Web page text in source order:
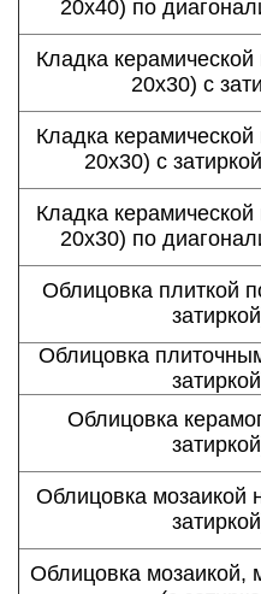
20х40) по
Кладка
20х30) с
Кладка
20х30) с
Кладка
20х30) по
Облицовка плиткой
Облицовка
Облицовка
Облицовка мозаикой
Облицовка мозаикой,